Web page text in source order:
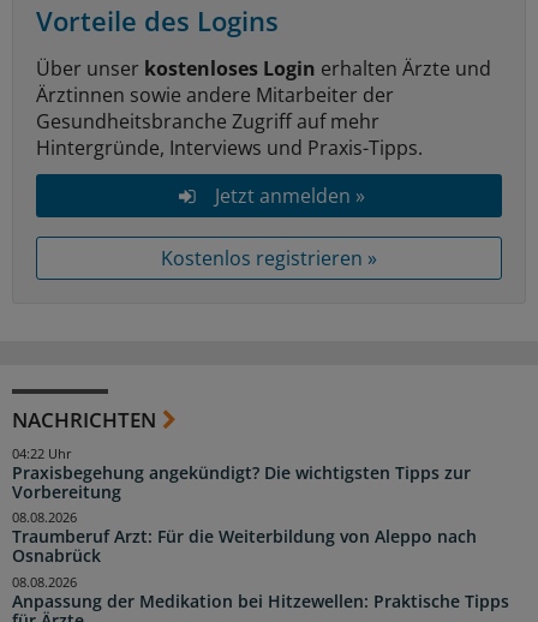
Vorteile des Logins
Über unser kostenloses Login erhalten Ärzte und
Ärztinnen sowie andere Mitarbeiter der
Gesundheitsbranche Zugriff auf mehr
Hintergründe, Interviews und Praxis-Tipps.
Jetzt anmelden »
Kostenlos registrieren »
NACHRICHTEN
Praxisbegehung angekündigt? Die wichtigsten Tipps zur
Vorbereitung
04:22 Uhr
Traumberuf Arzt: Für die Weiterbildung von Aleppo nach
Osnabrück
08.08.2026
Anpassung der Medikation bei Hitzewellen: Praktische Tipps
08.08.2026